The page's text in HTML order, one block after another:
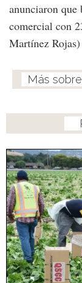
anunciaron que
comercial con
Martínez Rojas)